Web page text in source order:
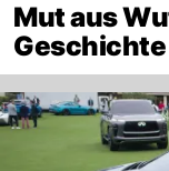
Mut aus